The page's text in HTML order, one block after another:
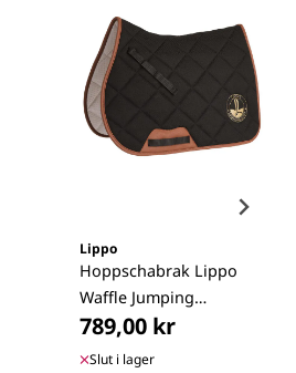
Lippo
Hoppschabrak Lippo
Waffle Jumping
Collection, ...
789,00 kr
Slut i lager